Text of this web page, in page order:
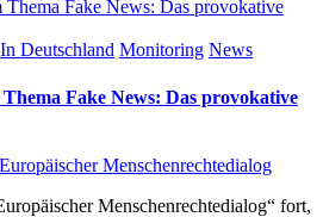
In Deutschland Monitoring News
Fake News: Das provokative
Europäischer Menschenrechtedialog
Menschenrechtedialog“ fort,